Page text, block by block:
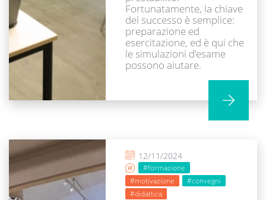
Fortunatamente, la chiave
del successo è semplice:
preparazione ed
esercitazione, ed è qui che
le simulazioni d’esame
possono aiutare.
12/11/2024
#formazione
#motivazione
#convegni
#didattica